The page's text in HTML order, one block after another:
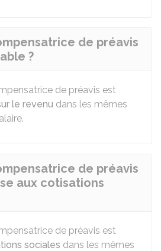
de préavis
?
de préavis est
le revenu dans les mêmes
de préavis
aux cotisations
de préavis est
sociales dans les mêmes